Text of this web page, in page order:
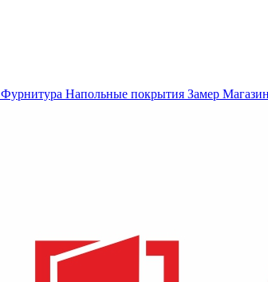
Фурнитура Напольные покрытия Замер